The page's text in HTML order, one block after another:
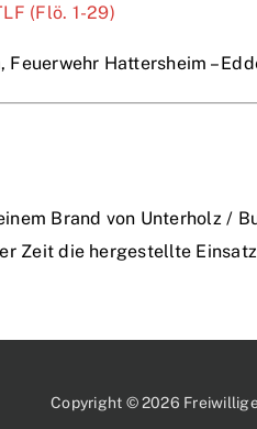
(Flö. 1-29)
Feuerwehr Hattersheim –
Brand von Unterholz /
Zeit die hergestellte
Copyright © 2026